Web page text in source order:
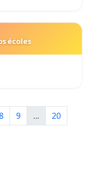
écoles
9 ...
20